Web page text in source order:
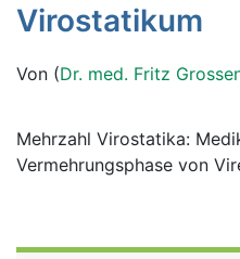
Symptome
Untersuchungen
News
Virostatikum
Von (Dr. med. Fritz
Mehrzahl Virostatika:
Vermehrungsphase von